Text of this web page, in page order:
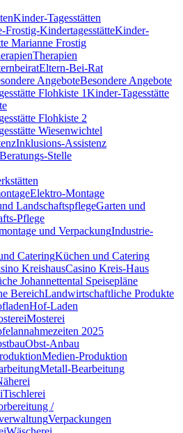
Kinder-Tages­stätten
Frostig-KindertagesstätteKinder-
Marianne Frostig
Therapien
Eltern-Bei-Rat
AngeboteBesondere Angebote
Flohkiste 1Kinder-Tagesstätte
Flohkiste 2
Wiesenwichtel
Inklusions-Assistenz
Beratungs-Stelle
Elektro-Montage
LandschaftspflegeGarten und
Pflege
und VerpackungIndustrie-
CateringKüchen und Catering
KreishausCasino Kreis-Haus
Johannettental Speisepläne
BereichLandwirtschaftliche Produkte
Hof-Laden
Mosterei
2025
Obst-Anbau
Medien-Produktion
Metall-Bearbeitung
Tischlerei
/
Verpackungen